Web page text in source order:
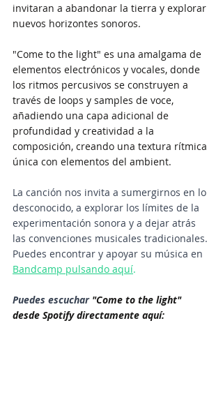
invitaran a abandonar la tierra y explorar
nuevos horizontes sonoros.
"Come to the light" es una amalgama de
elementos electrónicos y vocales, donde
los ritmos percusivos se construyen a
través de loops y samples de voce,
añadiendo una capa adicional de
profundidad y creatividad a la
composición, creando una textura rítmica
única con elementos del ambient.
La canción nos invita a sumergirnos en lo
desconocido, a explorar los límites de la
experimentación sonora y a dejar atrás
las convenciones musicales tradicionales.
Puedes encontrar y apoyar su música en
Bandcamp pulsando aquí.
Puedes escuchar "Come to the light"
desde Spotify directamente aquí: